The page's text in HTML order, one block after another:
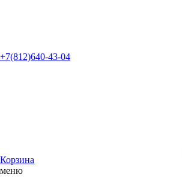
+7(812)640-43-04
Корзина
меню